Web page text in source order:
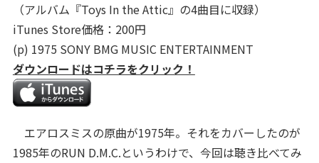
（アルバム『Toys In the Attic』の4曲目に収録）
iTunes Store価格：200円
(p) 1975 SONY BMG MUSIC ENTERTAINMENT
ダウンロードはコチラをクリック！
エアロスミスの原曲が1975年。それをカバーしたのが
1985年のRUN D.M.C.というわけで、今回は聴き比べてみ